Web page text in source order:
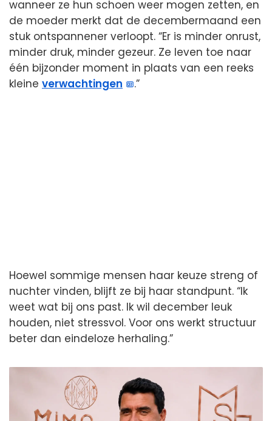
wanneer ze hun schoen weer mogen zetten, en
de moeder merkt dat de decembermaand een
stuk ontspannener verloopt. “Er is minder onrust,
minder druk, minder gezeur. Ze leven toe naar
één bijzonder moment in plaats van een reeks
kleine verwachtingen .”
Hoewel sommige mensen haar keuze streng of
nuchter vinden, blijft ze bij haar standpunt. “Ik
weet wat bij ons past. Ik wil december leuk
houden, niet stressvol. Voor ons werkt structuur
beter dan eindeloze herhaling.”